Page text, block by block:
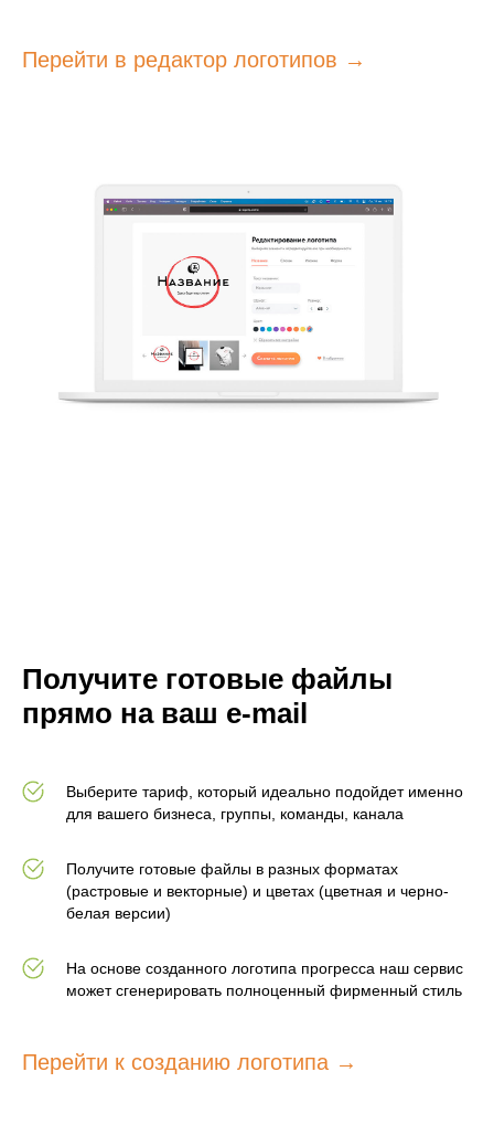
Перейти в редактор логотипов
Получите готовые файлы
прямо на ваш e-mail
Выберите тариф, который идеально подойдет именно
для вашего бизнеса, группы, команды, канала
Получите готовые файлы в разных форматах
(растровые и векторные) и цветах (цветная и черно-
белая версии)
На основе созданного логотипа прогресса наш сервис
может сгенерировать полноценный фирменный стиль
Перейти к созданию логотипа